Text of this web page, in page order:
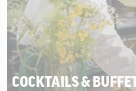
COCKTAILS &